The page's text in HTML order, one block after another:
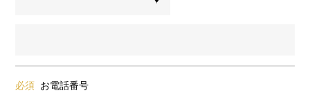
必須 お電話番号